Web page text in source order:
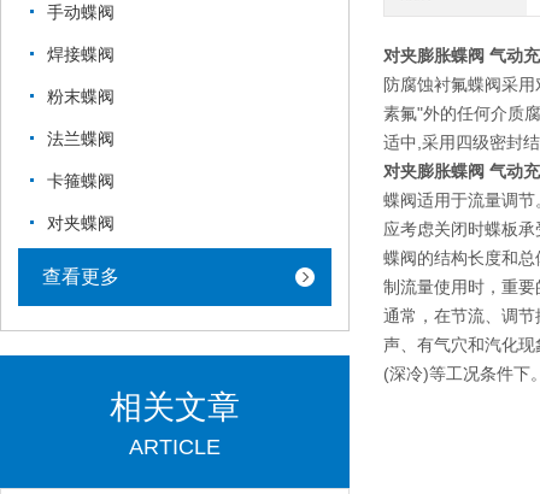
对夹膨胀蝶阀 气动
防腐蚀衬氟蝶阀采
素氟"外的任何介质
适中,采用四级密封
对夹膨胀蝶阀 气动
蝶阀适用于流量调
应考虑关闭时蝶板
蝶阀的结构长度和
制流量使用时，重
通常，在节流、调
声、有气穴和汽化
(深冷)等工况条件下
手动蝶阀
焊接蝶阀
粉末蝶阀
法兰蝶阀
卡箍蝶阀
对夹蝶阀
查看更多
相关文章
ARTICLE